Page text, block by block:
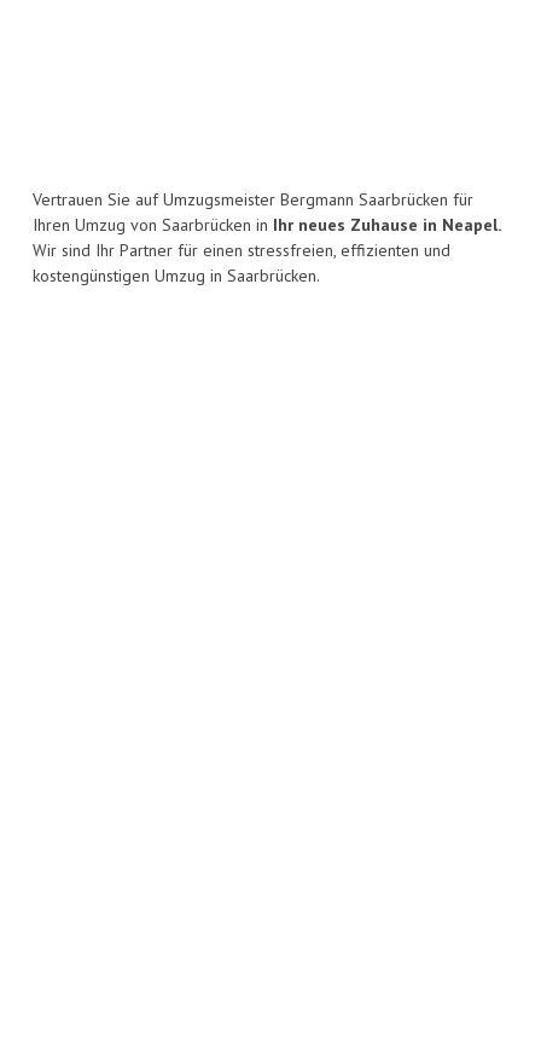
Vertrauen Sie auf Umzugsmeister Bergmann Saarbrücken für
Ihren Umzug von Saarbrücken in Ihr neues Zuhause in Neapel.
Wir sind Ihr Partner für einen stressfreien, effizienten und
kostengünstigen Umzug in Saarbrücken.